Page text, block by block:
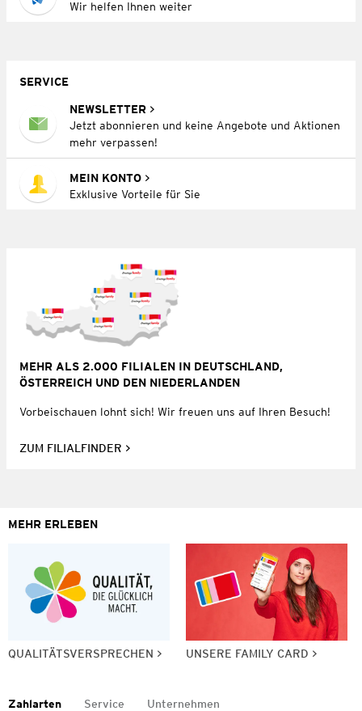
Wir helfen Ihnen weiter
SERVICE
NEWSLETTER
Jetzt abonnieren und keine Angebote und Aktionen
mehr verpassen!
MEIN KONTO
Exklusive Vorteile für Sie
MEHR ALS 2.000 FILIALEN IN DEUTSCHLAND,
ÖSTERREICH UND DEN NIEDERLANDEN
Vorbeischauen lohnt sich! Wir freuen uns auf Ihren Besuch!
ZUM FILIALFINDER
MEHR ERLEBEN
QUALITÄTSVERSPRECHEN UNSERE FAMILY CARD
Zahlarten Service Unternehmen